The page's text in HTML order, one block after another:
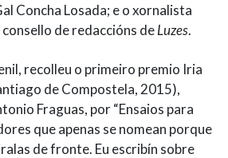
Concha Losada; e o xornalista
de redaccións deLuzes.
recolleu o primeiro premio Iria
de Compostela, 2015),
Fraguas, por “Ensaios para
que apenas se nomean porque
de fronte. Eu escribín sobre